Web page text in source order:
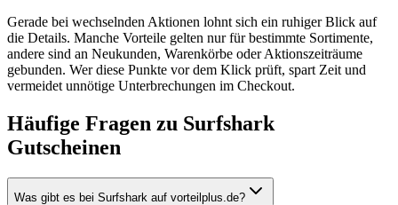
Gerade bei wechselnden Aktionen lohnt sich ein ruhiger Blick auf
die Details. Manche Vorteile gelten nur für bestimmte Sortimente,
andere sind an Neukunden, Warenkörbe oder Aktionszeiträume
gebunden. Wer diese Punkte vor dem Klick prüft, spart Zeit und
vermeidet unnötige Unterbrechungen im Checkout.
Häufige Fragen zu Surfshark
Gutscheinen
Was gibt es bei Surfshark auf vorteilplus.de?